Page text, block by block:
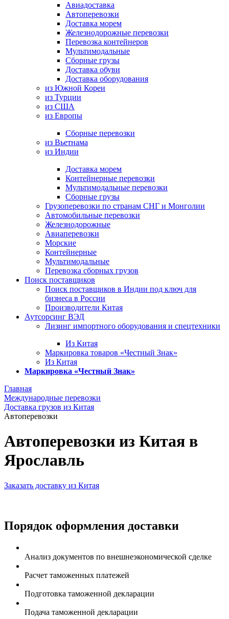
Авиадоставка
Автоперевозки
Доставка морем
Железнодорожные перевозки
Перевозка контейнеров
Мультимодальные
Сборные грузы
Доставка обуви
Доставка оборудования
из Южной Кореи
из Турции
из США
из Европы
Сборные перевозки
из Вьетнама
из Индии
Доставка морем
Контейнерные перевозки
Мультимодальные перевозки
Сборные грузы
Грузоперевозки по странам СНГ и Монголии
Автомобильные перевозки
Железнодорожные
Авиаперевозки
Морские
Контейнерные
Мультимодальные
Перевозка сборных грузов
Поиск поставщиков
Поиск поставщиков в Индии под ключ для
бизнеса в России
Производители Китая
Аутсорсинг ВЭД
Лизинг импортного оборудования и спецтехники
Из Китая
Маркировка товаров «Честный Знак»
Из Китая
Маркировка «Честный Знак»
Главная
Международные перевозки
Доставка грузов из Китая
Автоперевозки
Автоперевозки из Китая в
Ярославль
Заказать доставку из Китая
Порядок оформления доставки
Анализ документов по внешнеэкономической сделке
Расчет таможенных платежей
Подготовка таможенной декларации
Подача таможенной декларации